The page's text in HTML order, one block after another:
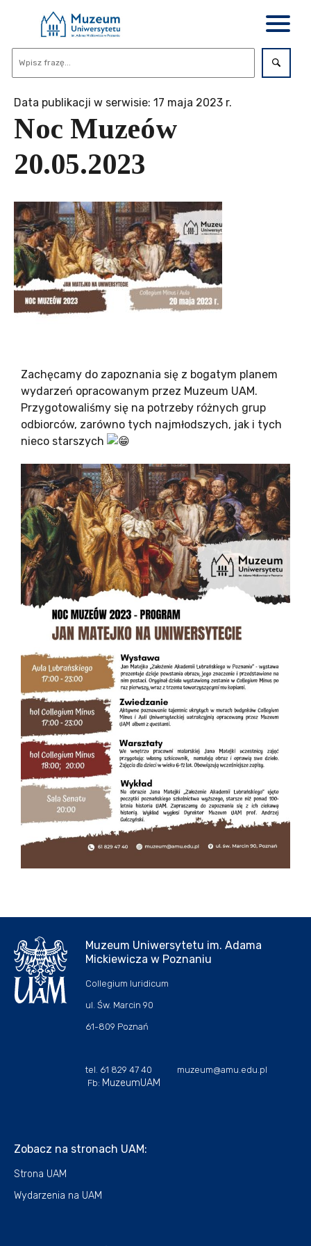
Data publikacji w serwisie: 17 maja 2023 r.
Noc Muzeów
20.05.2023
Zachęcamy do zapoznania się z bogatym planem
wydarzeń opracowanym przez Muzeum UAM.
Przygotowaliśmy się na potrzeby różnych grup
odbiorców, zarówno tych najmłodszych, jak i tych
nieco starszych
Muzeum Uniwersytetu im. Adama
Mickiewicza w Poznaniu
Collegium Iuridicum
ul. Św. Marcin 90
61-809 Poznań
tel. 61 829 47 40 muzeum@amu.edu.pl
Fb: MuzeumUAM
Zobacz na stronach UAM:
Strona UAM
Wydarzenia na UAM